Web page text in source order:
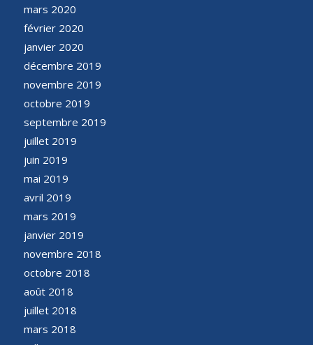
mars 2020
février 2020
janvier 2020
décembre 2019
novembre 2019
octobre 2019
septembre 2019
juillet 2019
juin 2019
mai 2019
avril 2019
mars 2019
janvier 2019
novembre 2018
octobre 2018
août 2018
juillet 2018
mars 2018